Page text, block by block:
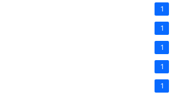
1
1
1
1
1